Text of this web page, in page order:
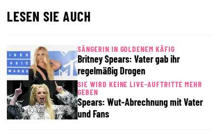
LESEN SIE AUCH
SÄNGERIN IN GOLDENEM KÄFIG
Britney Spears: Vater gab ihr
regelmäßig Drogen
SIE WIRD KEINE LIVE-AUFTRITTE MEHR
GEBEN
Spears: Wut-Abrechnung mit Vater
und Fans